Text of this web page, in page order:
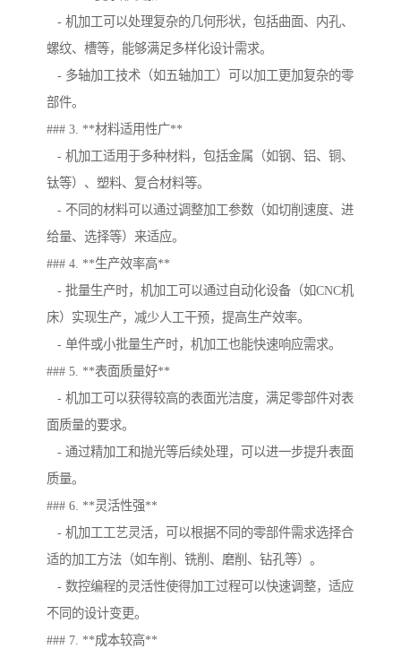
- 机加工可以处理复杂的几何形状，包括曲面、内孔、
螺纹、槽等，能够满足多样化设计需求。
- 多轴加工技术（如五轴加工）可以加工更加复杂的零
部件。
### 3. **材料适用性广**
- 机加工适用于多种材料，包括金属（如钢、铝、铜、
钛等）、塑料、复合材料等。
- 不同的材料可以通过调整加工参数（如切削速度、进
给量、选择等）来适应。
### 4. **生产效率高**
- 批量生产时，机加工可以通过自动化设备（如CNC机
床）实现生产，减少人工干预，提高生产效率。
- 单件或小批量生产时，机加工也能快速响应需求。
### 5. **表面质量好**
- 机加工可以获得较高的表面光洁度，满足零部件对表
面质量的要求。
- 通过精加工和抛光等后续处理，可以进一步提升表面
质量。
### 6. **灵活性强**
- 机加工工艺灵活，可以根据不同的零部件需求选择合
适的加工方法（如车削、铣削、磨削、钻孔等）。
- 数控编程的灵活性使得加工过程可以快速调整，适应
不同的设计变更。
### 7. **成本较高**